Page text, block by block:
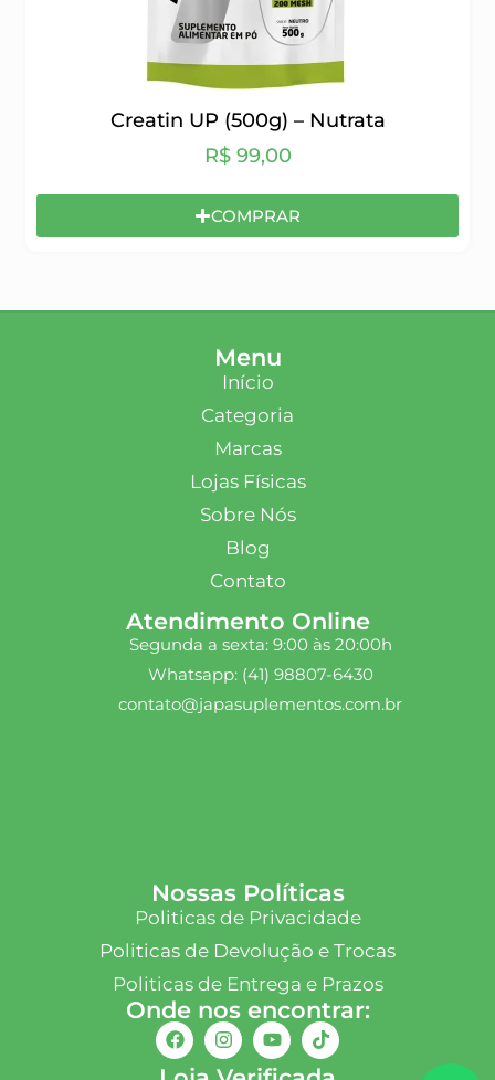
Creatin UP (500g) – Nutrata
R$99,00
COMPRAR
Menu
Início
Categoria
Marcas
Lojas Físicas
Sobre Nós
Blog
Contato
Atendimento Online
Segunda a sexta: 9:00 às 20:00h
Whatsapp: (41) 98807-6430
contato@japasuplementos.com.br
Nossas Políticas
Politicas de Privacidade
Politicas de Devolução e Trocas
Politicas de Entrega e Prazos
Onde nos encontrar: